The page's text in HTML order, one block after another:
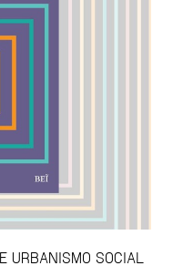
URBANISMO SOCIAL